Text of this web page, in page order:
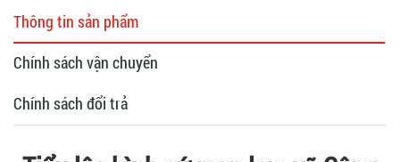
Thông tin sản phẩm
Chính sách vận chuyển
Chính sách đổi trả